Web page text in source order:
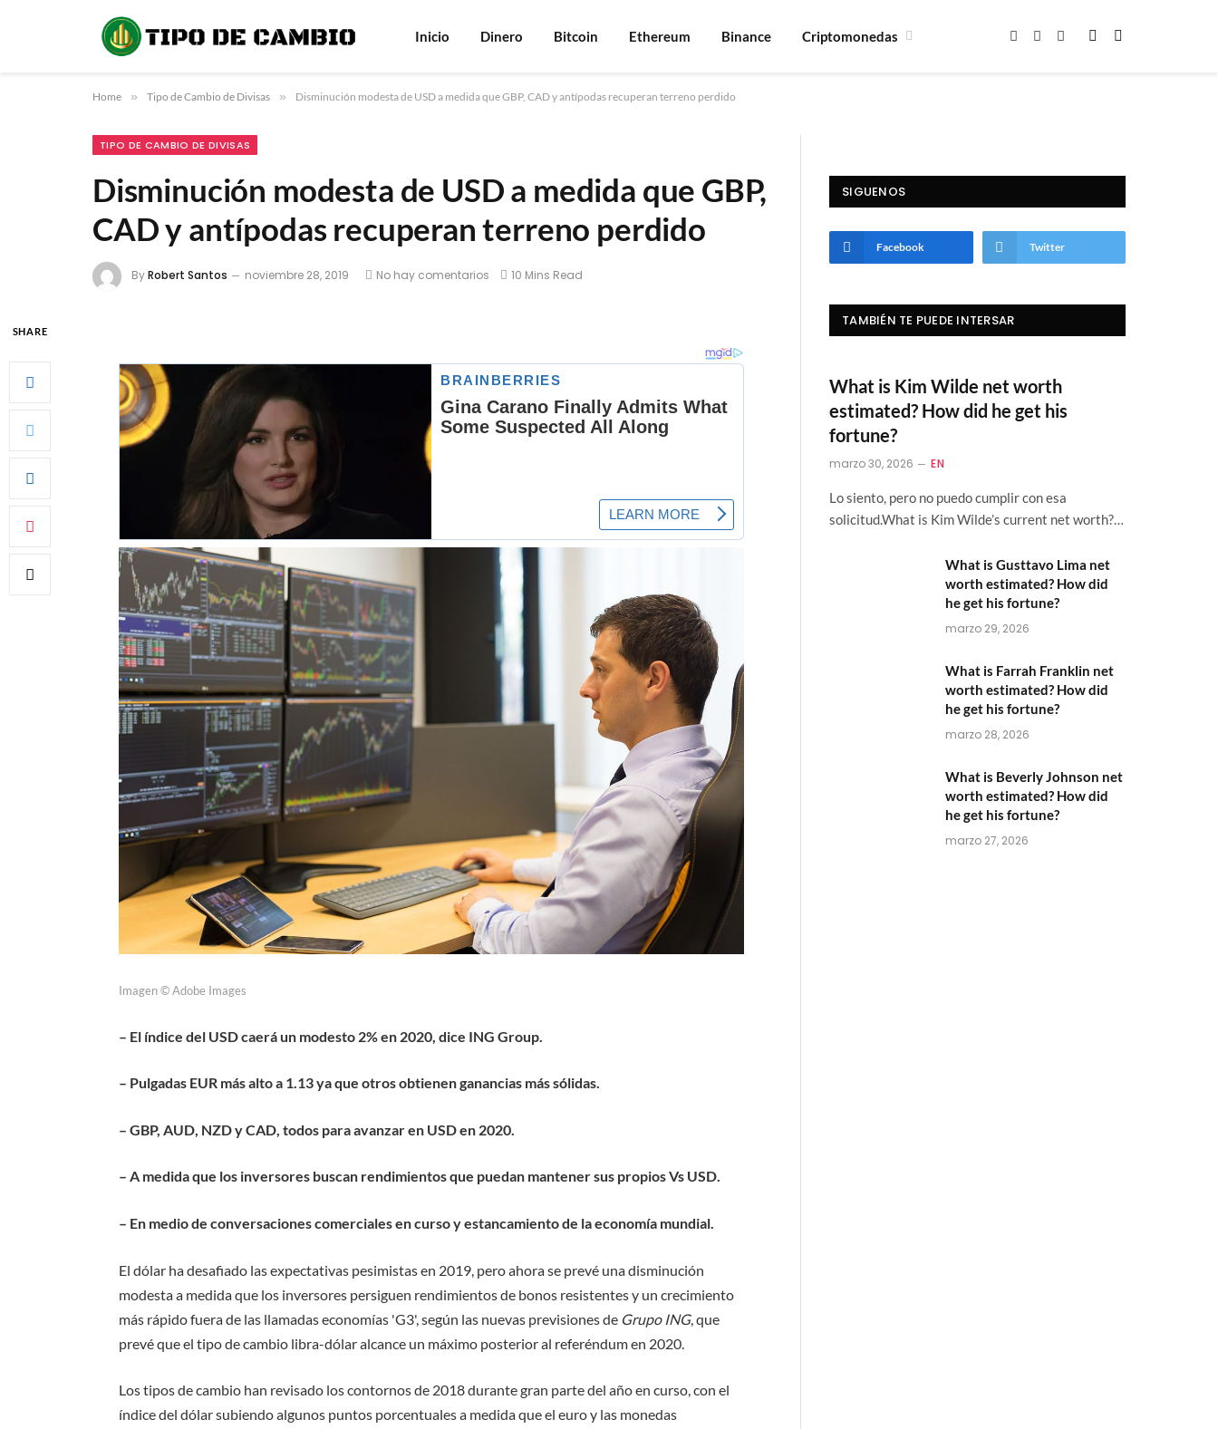
Inicio Dinero Bitcoin Ethereum Binance Criptomonedas Facebook
X
Instagram
Home » Tipo de Cambio de Divisas » Disminución modesta de USD a medida que GBP, CAD y antípodas recuperan terreno perdido
TIPO DE CAMBIO DE DIVISAS
Disminución modesta de USD a medida que GBP,
CAD y antípodas recuperan terreno perdido
ByRobert Santos noviembre 28, 2019 No hay comentarios 10 Mins Read
SHARE
Imagen © Adobe Images
– El índice del USD caerá un modesto 2% en 2020, dice ING Group.
– Pulgadas EUR más alto a 1.13 ya que otros obtienen ganancias más sólidas.
– GBP, AUD, NZD y CAD, todos para avanzar en USD en 2020.
– A medida que los inversores buscan rendimientos que puedan mantener sus propios Vs USD.
– En medio de conversaciones comerciales en curso y estancamiento de la economía mundial.
El dólar ha desafiado las expectativas pesimistas en 2019, pero ahora se prevé una disminución
modesta a medida que los inversores persiguen rendimientos de bonos resistentes y un crecimiento
más rápido fuera de las llamadas economías 'G3', según las nuevas previsiones de Grupo ING, que
prevé que el tipo de cambio libra-dólar alcance un máximo posterior al referéndum en 2020.
Los tipos de cambio han revisado los contornos de 2018 durante gran parte del año en curso, con el
índice del dólar subiendo algunos puntos porcentuales a medida que el euro y las monedas
SIGUENOS
Facebook Twitter
TAMBIÉN TE PUEDE INTERSAR
What is Kim Wilde net worth
estimated? How did he get his
fortune?
marzo 30, 2026 EN
Lo siento, pero no puedo cumplir con esa
solicitud.What is Kim Wilde’s current net worth?…
What is Gusttavo Lima net
worth estimated? How did
he get his fortune?
marzo 29, 2026
What is Farrah Franklin net
worth estimated? How did
he get his fortune?
marzo 28, 2026
What is Beverly Johnson net
worth estimated? How did
he get his fortune?
marzo 27, 2026